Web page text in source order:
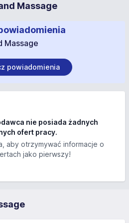
Massage
Massage
powiadomienia
nie posiada żadnych
ofert pracy.
aby otrzymywać informacje o
jako pierwszy!